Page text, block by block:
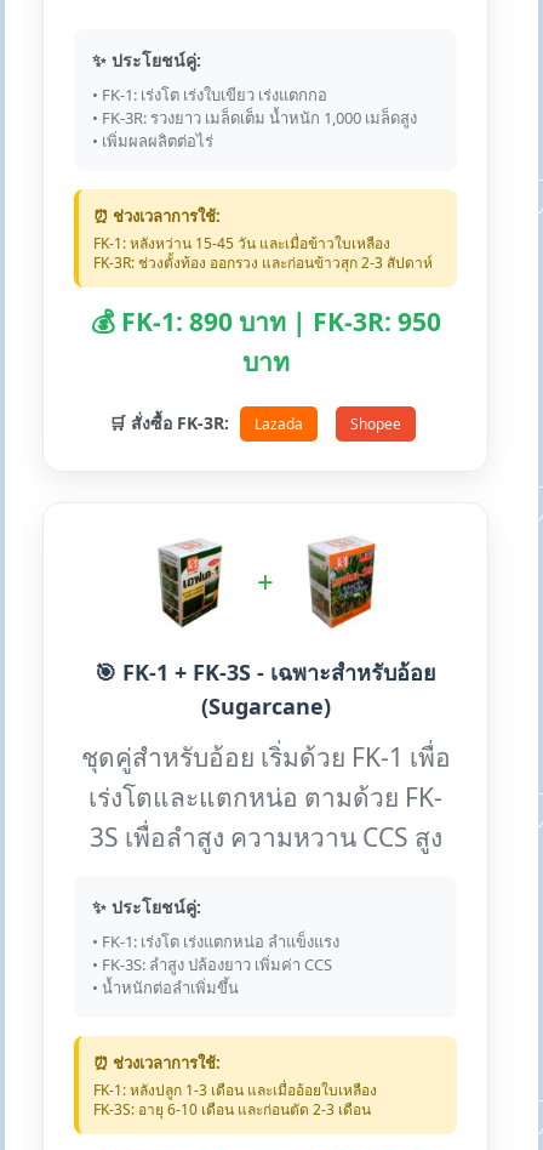
✨ ประโยชน์คู่:
• FK-1: เร่งโต เร่งใบเขียว เร่งแตกกอ
• FK-3R: รวงยาว เมล็ดเต็ม น้ำหนัก 1,000 เมล็ดสูง
• เพิ่มผลผลิตต่อไร่
⏰ ช่วงเวลาการใช้:
FK-1: หลังหว่าน 15-45 วัน และเมื่อข้าวใบเหลือง
FK-3R: ช่วงตั้งท้อง ออกรวง และก่อนข้าวสุก 2-3 สัปดาห์
💰 FK-1: 890 บาท | FK-3R: 950
บาท
🛒 สั่งซื้อ FK-3R: Lazada Shopee
+
🎯 FK-1 + FK-3S - เฉพาะสำหรับอ้อย
(Sugarcane)
ชุดคู่สำหรับอ้อย เริ่มด้วย FK-1 เพื่อ
เร่งโตและแตกหน่อ ตามด้วย FK-
3S เพื่อลำสูง ความหวาน CCS สูง
✨ ประโยชน์คู่:
• FK-1: เร่งโต เร่งแตกหน่อ ลำแข็งแรง
• FK-3S: ลำสูง ปล้องยาว เพิ่มค่า CCS
• น้ำหนักต่อลำเพิ่มขึ้น
⏰ ช่วงเวลาการใช้:
FK-1: หลังปลูก 1-3 เดือน และเมื่ออ้อยใบเหลือง
FK-3S: อายุ 6-10 เดือน และก่อนตัด 2-3 เดือน